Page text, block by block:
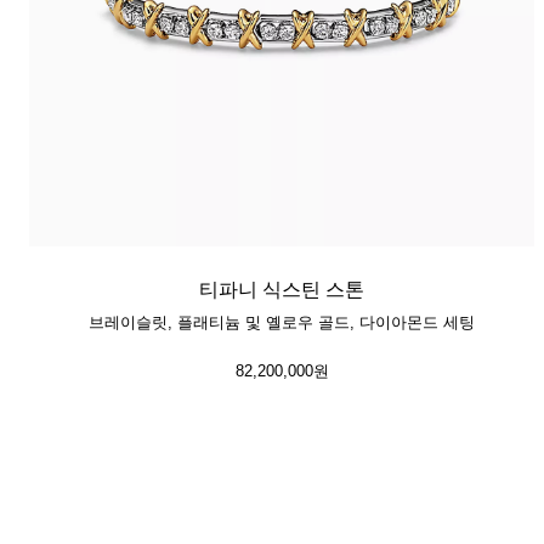
티파니 식스틴 스톤
브레이슬릿, 플래티늄 및 옐로우 골드, 다이아몬드 세팅
82,200,000원